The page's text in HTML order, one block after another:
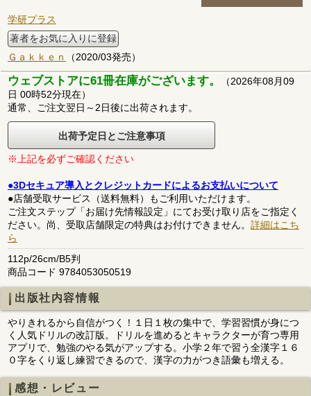
学研プラス
著者をお気に入りに登録
Ｇａｋｋｅｎ
（2020/03発売）
ウェブストアに61冊在庫がございます。
（2026年08月09
日 00時52分現在）
通常、ご注文翌日～2日後に出荷されます。
出荷予定日とご注意事項
※上記を必ずご確認ください
●3Dセキュア導入とクレジットカードによるお支払いについて
●店舗受取サービス（送料無料）もご利用いただけます。
ご注文ステップ「お届け先情報設定」にてお受け取り店をご指定く
ださい。尚、受取店舗限定の特典はお付けできません。 詳細はこち
ら
112p/26cm/B5判
商品コード 9784053050519
出版社内容情報
やりきれるから自信がつく！１日１枚の集中で、学習習慣が身につ
く人気ドリルの改訂版。ドリルを進めるとキャラクターが育つ専用
アプリで、勉強のやる気がアップする。小学２年で習う全漢字１６
０字をくり返し練習できるので、漢字の力がつき語彙も増える。
感想・レビュー